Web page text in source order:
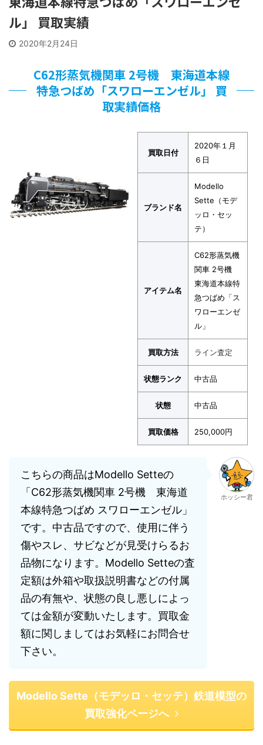
ル」 買取実績
2020年2月24日
C62形蒸気機関車 2号機 東海道本線
特急つばめ「スワローエンゼル」 買
取実績価格
買取日付
2020年１月
６日
ブランド名
Modello
Sette（モデ
ッロ・セッ
テ）
アイテム名
C62形蒸気機
関車 2号機
東海道本線特
急つばめ「ス
ワローエンゼ
ル」
買取方法 ライン査定
状態ランク 中古品
状態 中古品
買取価格 250,000円
こちらの商品はModello Setteの
「C62形蒸気機関車 2号機 東海道
本線特急つばめ スワローエンゼル」
です。中古品ですので、使用に伴う
傷やスレ、サビなどが見受けらるお
品物になります。Modello Setteの査
定額は外箱や取扱説明書などの付属
品の有無や、状態の良し悪しによっ
ては金額が変動いたします。買取金
額に関しましてはお気軽にお問合せ
下さい。
ホッシー君
Modello Sette（モデッロ・セッテ）鉄道模型の
買取強化ページへ